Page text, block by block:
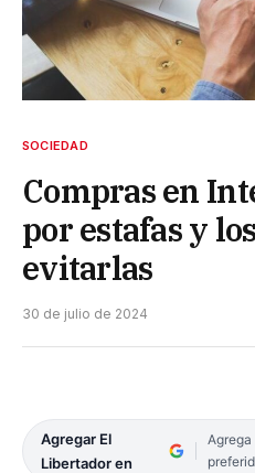
SOCIEDAD
Compras en
por estafas y
evitarlas
30 de julio de 2024
Agregar El
Libertador en
Agrega